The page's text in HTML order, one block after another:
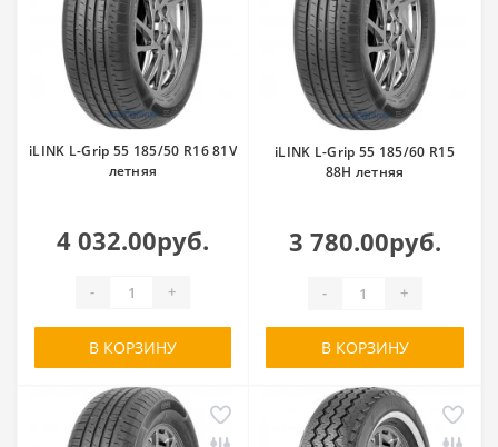
iLINK L-Grip 55 185/50 R16 81V
летняя
4 032.00руб.
- +
В КОРЗИНУ
iLINK L-Grip 55 185/60 R15
88H летняя
3 780.00руб.
- +
В КОРЗИНУ